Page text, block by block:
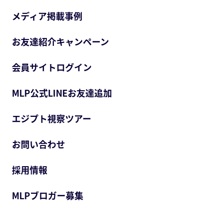
メディア掲載事例
お友達紹介キャンペーン
会員サイトログイン
MLP公式LINEお友達追加
エジプト視察ツアー
お問い合わせ
採用情報
MLPブロガー募集